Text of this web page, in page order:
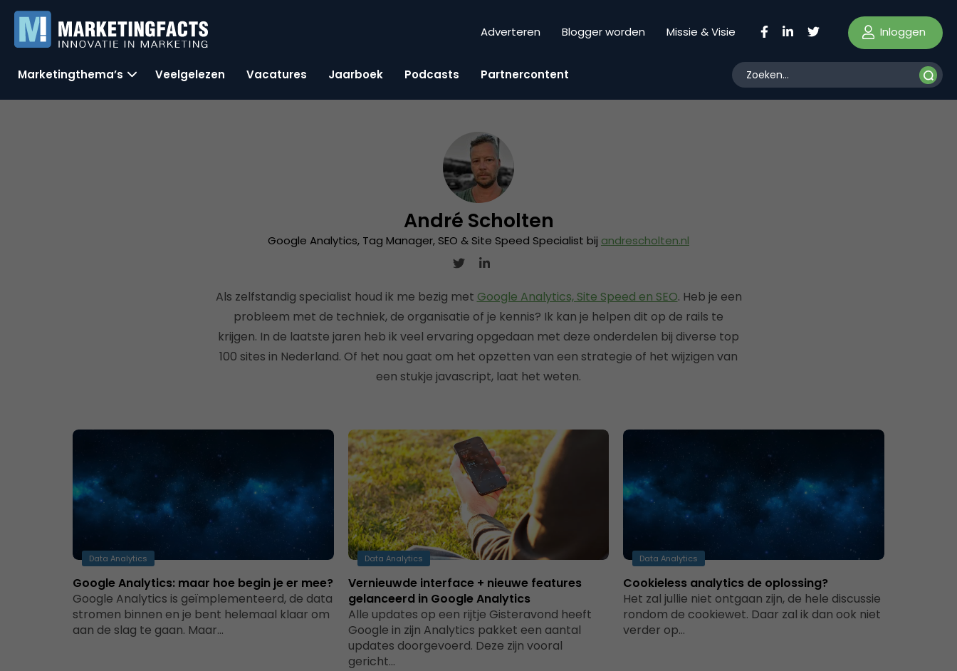
Adverteren Blogger worden Missie & Visie Inloggen
Marketingthema’s Veelgelezen Vacatures Jaarboek Podcasts Partnercontent
André Scholten
Google Analytics, Tag Manager, SEO & Site Speed Specialist bij andrescholten.nl
Als zelfstandig specialist houd ik me bezig met Google Analytics, Site Speed en SEO. Heb je een
probleem met de techniek, de organisatie of je kennis? Ik kan je helpen dit op de rails te
krijgen. In de laatste jaren heb ik veel ervaring opgedaan met deze onderdelen bij diverse top
100 sites in Nederland. Of het nou gaat om het opzetten van een strategie of het wijzigen van
een stukje javascript, laat het weten.
Data Analytics
Google Analytics: maar hoe begin je er mee?
Google Analytics is geïmplementeerd, de data
stromen binnen en je bent helemaal klaar om
aan de slag te gaan. Maar…
Data Analytics
Vernieuwde interface + nieuwe features
gelanceerd in Google Analytics
Alle updates op een rijtje Gisteravond heeft
Google in zijn Analytics pakket een aantal
updates doorgevoerd. Deze zijn vooral
gericht…
Data Analytics
Cookieless analytics de oplossing?
Het zal jullie niet ontgaan zijn, de hele discussie
rondom de cookiewet. Daar zal ik dan ook niet
verder op…